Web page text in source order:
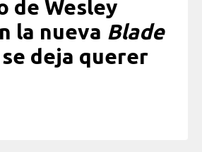
de Wesley
la nueva Blade
deja querer